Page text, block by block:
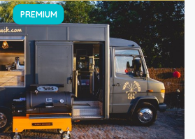
PREMIUM